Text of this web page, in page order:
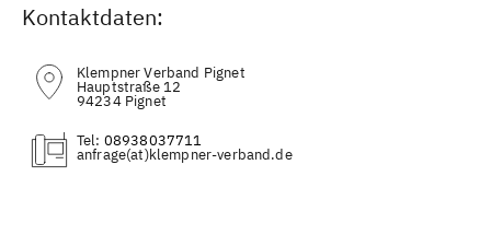
Kontaktdaten:
Klempner Verband Pignet
Hauptstraße 12
94234 Pignet
Tel: 08938037711
(at)